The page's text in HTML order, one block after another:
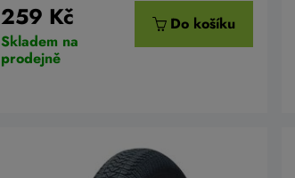
259 Kč
Skladem na
prodejně
Do košíku